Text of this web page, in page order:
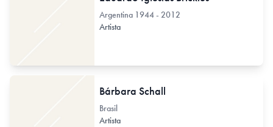
Argentina 1944 - 2012
Artista
Bárbara Schall
Brasil
Artista